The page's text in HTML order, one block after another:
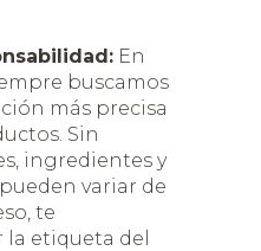
En
buscamos
más precisa
Sin
ingredientes y
variar de
te
la etiqueta del